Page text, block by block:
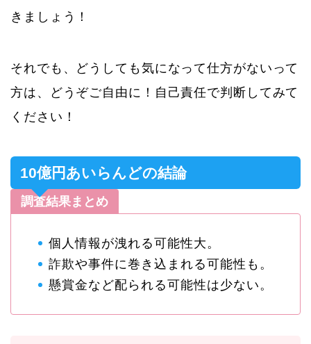
きましょう！
それでも、どうしても気になって仕方がないって
方は、どうぞご自由に！自己責任で判断してみて
ください！
10億円あいらんどの結論
調査結果まとめ
個人情報が洩れる可能性大。
詐欺や事件に巻き込まれる可能性も。
懸賞金など配られる可能性は少ない。